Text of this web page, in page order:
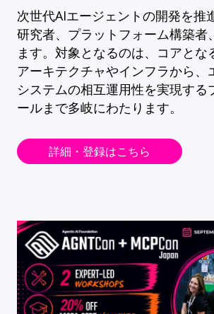
次世代AIエージェントの開発を推
研究者、プラットフォーム構築者
ます。対象となるのは、コアとな
アーキテクチャやインフラから、
システムの相互運用性を実現する
ールまで多岐にわたります。
詳細・登録はこちら